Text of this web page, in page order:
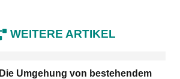
WEITERE ARTIKEL
Die Umgehung von bestehendem